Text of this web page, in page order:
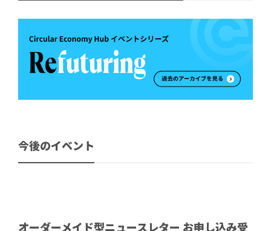
今後のイベント
オーダーメイド型ニュースレター お申し込み受